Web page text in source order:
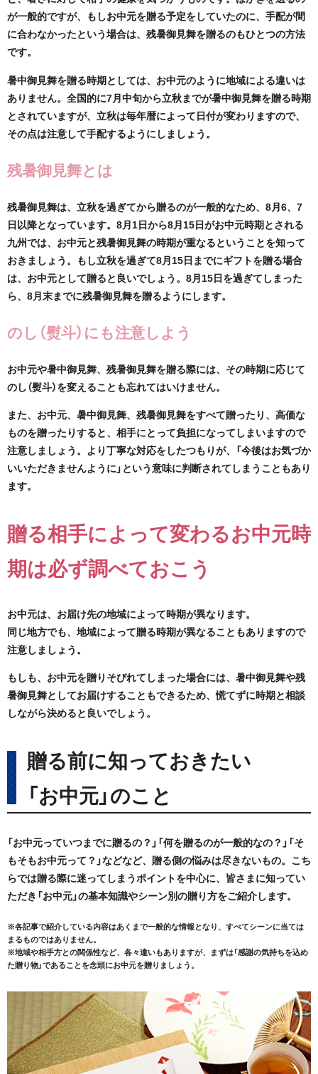
が一般的ですが、もしお中元を贈る予定をしていたのに、手配が間
に合わなかったという場合は、残暑御見舞を贈るのもひとつの方法
です。
暑中御見舞を贈る時期としては、お中元のように地域による違いは
ありません。全国的に7月中旬から立秋までが暑中御見舞を贈る時期
とされていますが、立秋は毎年暦によって日付が変わりますので、
その点は注意して手配するようにしましょう。
残暑御見舞とは
残暑御見舞は、立秋を過ぎてから贈るのが一般的なため、8月6、7
日以降となっています。8月1日から8月15日がお中元時期とされる
九州では、お中元と残暑御見舞の時期が重なるということを知って
おきましょう。もし立秋を過ぎて8月15日までにギフトを贈る場合
は、お中元として贈ると良いでしょう。8月15日を過ぎてしまった
ら、8月末までに残暑御見舞を贈るようにします。
のし（熨斗）にも注意しよう
お中元や暑中御見舞、残暑御見舞を贈る際には、その時期に応じて
のし（熨斗）を変えることも忘れてはいけません。
また、お中元、暑中御見舞、残暑御見舞をすべて贈ったり、高価な
ものを贈ったりすると、相手にとって負担になってしまいますので
注意しましょう。より丁寧な対応をしたつもりが、「今後はお気づか
いいただきませんように」という意味に判断されてしまうこともあり
ます。
贈る相手によって変わるお中元時
期は必ず調べておこう
お中元は、お届け先の地域によって時期が異なります。
同じ地方でも、地域によって贈る時期が異なることもありますので
注意しましょう。
もしも、お中元を贈りそびれてしまった場合には、暑中御見舞や残
暑御見舞としてお届けすることもできるため、慌てずに時期と相談
しながら決めると良いでしょう。
贈る前に知っておきたい
「お中元」のこと
「お中元っていつまでに贈るの？」「何を贈るのが一般的なの？」「そ
もそもお中元って？」などなど、贈る側の悩みは尽きないもの。こち
らでは贈る際に迷ってしまうポイントを中心に、皆さまに知ってい
ただき「お中元」の基本知識やシーン別の贈り方をご紹介します。
※各記事で紹介している内容はあくまで一般的な情報となり、すべてシーンに当ては
まるものではありません。
※地域や相手方との関係性など、各々違いもありますが、まずは「感謝の気持ちを込め
た贈り物」であることを念頭にお中元を贈りましょう。